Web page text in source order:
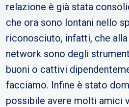
relazione è già stata
che ora sono lontani nello
riconosciuto, infatti, che
network sono degli
buoni o cattivi
facciamo. Infine è stato
possibile avere molti amici